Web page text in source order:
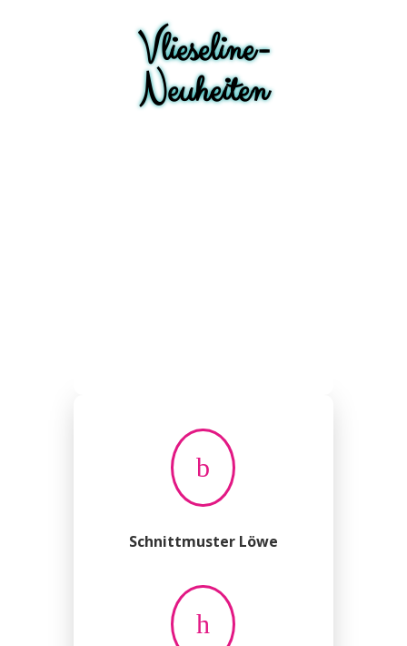
Vlieseline-
Neuheiten
b
Schnittmuster Löwe
h